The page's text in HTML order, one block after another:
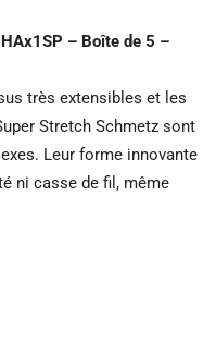
– Boîte de 5 –
très extensibles et les
Stretch Schmetz sont
Leur forme innovante
ni casse de fil, même